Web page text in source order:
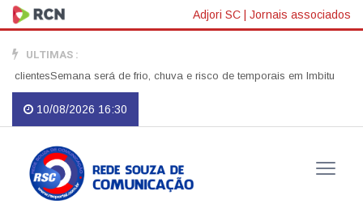
Adjori SC | Jornais associados
ULTIMAS :
Semana será de frio, chuva e risco de temporais em ImbitubaOndas
10/08/2026 16:30